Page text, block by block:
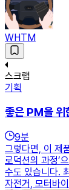
WHTM
스크랩
기획
좋은 PM을 위
9분
그렇다면, 이 제
로덕션의 과정’
수도 있습니다.
자전거, 모터바